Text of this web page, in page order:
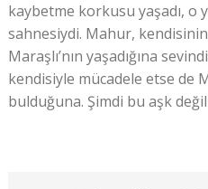
kaybetme korkusu yaşadı, o
sahnesiydi. Mahur,
Maraşlı’nın yaşadığına
kendisiyle mücadele etse de
bulduğuna. Şimdi bu aşk